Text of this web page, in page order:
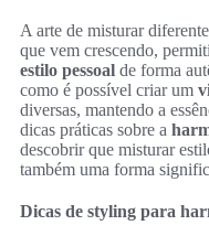
A arte de misturar
que vem crescendo,
estilo pessoal de forma
como é possível criar um
diversas, mantendo a
dicas práticas sobre a
descobrir que misturar
também uma forma
Dicas de styling para